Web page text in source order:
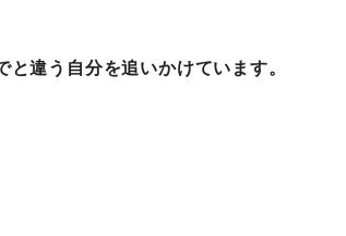
違う自分を追いかけています。